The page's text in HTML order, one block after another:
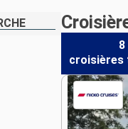
8
croisières